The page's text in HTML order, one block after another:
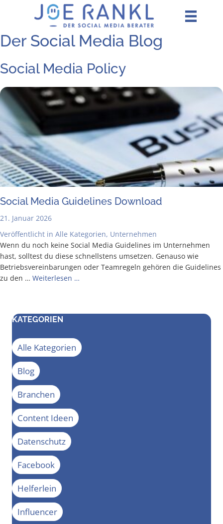
Der Social Media Blog
Social Media Policy
Social Media Gui­de­lines Download
21. Januar 2026
Veröffentlicht in Alle Kategorien, Unternehmen
Wenn du noch kei­ne Social Media Gui­de­lines im Unter­neh­men
hast, soll­test du die­se schnells­tens umset­zen. Genau­so wie
Betriebs­ver­ein­ba­run­gen oder Team­re­geln gehö­ren die Gui­de­lines
zu den … Wei­ter­le­sen …
KATEGORIEN
Alle Kategorien
Blog
Branchen
Content Ideen
Datenschutz
Facebook
Helferlein
Influencer